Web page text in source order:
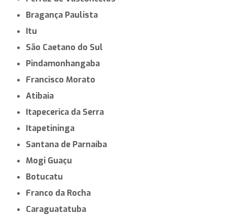
Bragança Paulista
Itu
São Caetano do Sul
Pindamonhangaba
Francisco Morato
Atibaia
Itapecerica da Serra
Itapetininga
Santana de Parnaíba
Mogi Guaçu
Botucatu
Franco da Rocha
Caraguatatuba